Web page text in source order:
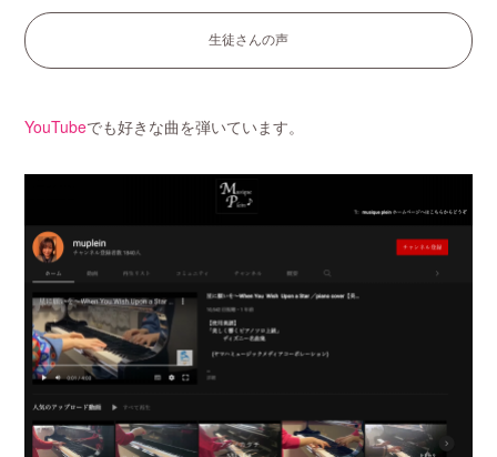
生徒さんの声
YouTubeでも好きな曲を弾いています。